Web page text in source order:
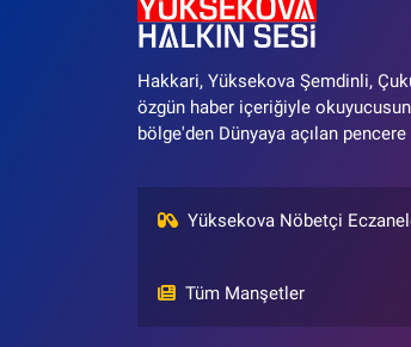
Hakkari, Yüksekova Şemdinli,
özgün haber içeriğiyle
bölge'den Dünyaya açılan pencere
Yüksekova Nöbetçi
Tüm Manşetler